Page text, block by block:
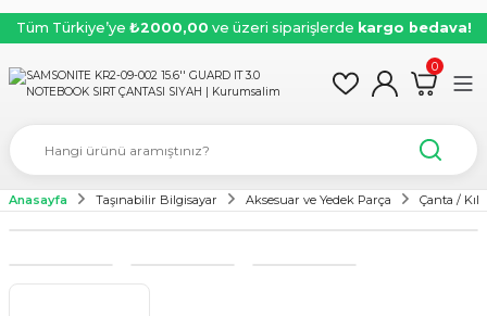
Tüm Türkiye’ye ₺2000,00 ve üzeri siparişlerde kargo bedava!
0
Anasayfa Taşınabilir Bilgisayar Aksesuar ve Yedek Parça Çanta / Kılıf